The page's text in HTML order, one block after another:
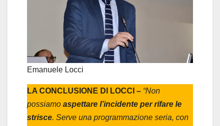
Emanuele Locci
LA CONCLUSIONE DI LOCCI – “Non
possiamo aspettare l’incidente per rifare le
strisce. Serve una programmazione seria, con